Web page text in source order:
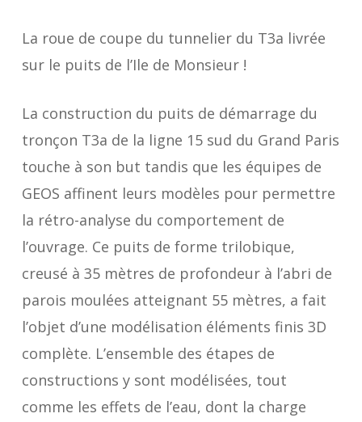
La roue de coupe du tunnelier du T3a livrée
sur le puits de l’Ile de Monsieur !
La construction du puits de démarrage du
tronçon T3a de la ligne 15 sud du Grand Paris
touche à son but tandis que les équipes de
GEOS affinent leurs modèles pour permettre
la rétro-analyse du comportement de
l’ouvrage. Ce puits de forme trilobique,
creusé à 35 mètres de profondeur à l’abri de
parois moulées atteignant 55 mètres, a fait
l’objet d’une modélisation éléments finis 3D
complète. L’ensemble des étapes de
constructions y sont modélisées, tout
comme les effets de l’eau, dont la charge